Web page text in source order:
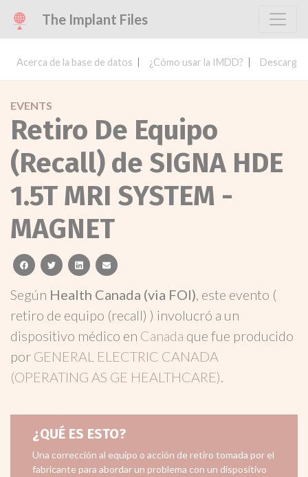
The Implant Files
Acerca de la base de datos ¿Cómo usar la IMDD? Descargar
EVENTS
Retiro De Equipo
(Recall) de SIGNA HDE
1.5T MRI SYSTEM -
MAGNET
facebooktwitterlinkedinemail
Según Health Canada (via FOI), este evento (
retiro de equipo (recall) ) involucró a un
dispositivo médico en Canada que fue producido
por GENERAL ELECTRIC CANADA
(OPERATING AS GE HEALTHCARE).
¿QUÉ ES ESTO?
Una corrección al equipo o acción de retiro tomada por el
fabricante para abordar un problema con un dispositivo